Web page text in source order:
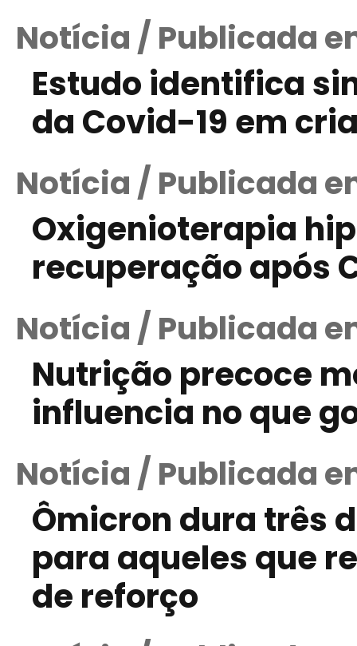
Notícia / Publicada
Estudo identifica
da Covid-19 em
Notícia / Publicada
Oxigenioterapia
recuperação após
Notícia / Publicada
Nutrição precoce
influencia no que
Notícia / Publicada
Ômicron dura três
para aqueles que
de reforço